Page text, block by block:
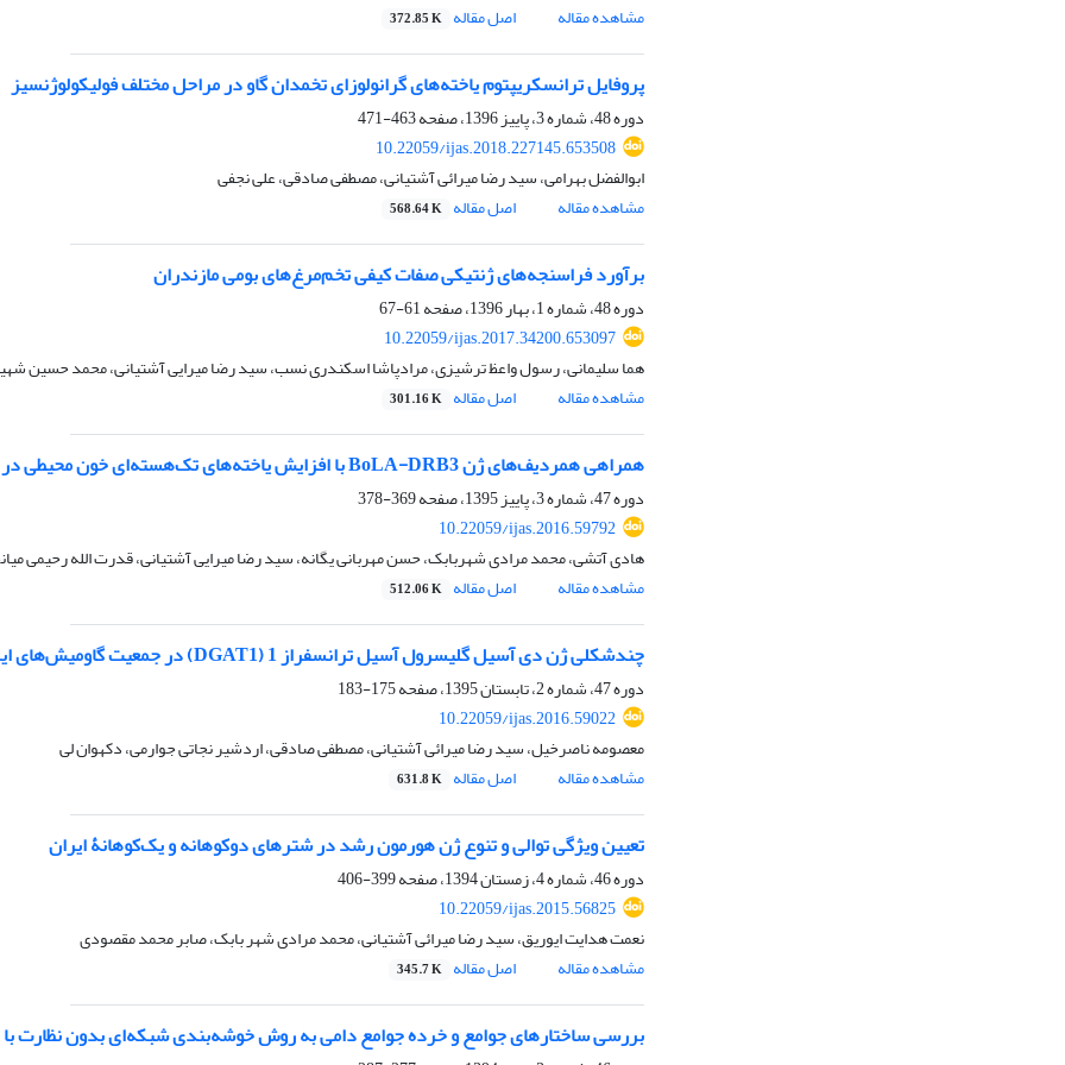
مشاهده مقاله
اصل مقاله 372.85 K
پروفایل ترانسکریپتوم یاخته‌های گرانولوزای تخمدان گاو در مراحل مختلف فولیکولوژنسیز
دوره 48، شماره 3، پاییز 1396، صفحه
463-471
10.22059/ijas.2018.227145.653508
ابوالفضل بهرامی، سید رضا میرائی آشتیانی، مصطفی صادقی، علی نجفی
مشاهده مقاله
اصل مقاله 568.64 K
برآورد فراسنجه‌های ژنتیکی صفات کیفی تخم‌مرغ‌های بومی مازندران
دوره 48، شماره 1، بهار 1396، صفحه
61-67
10.22059/ijas.2017.34200.653097
هما سلیمانی، رسول واعظ ترشیزی، مرادپاشا اسکندری نسب، سید رضا میرایی آشتیانی، محمد حسین
مشاهده مقاله
اصل مقاله 301.16 K
همراهی همردیف‌های ژن BoLA-DRB3 با افزایش یاخته‌های تک‌هسته‌ای خون محیطی در پاسخ به استافیلوکوکوس آرئوس
دوره 47، شماره 3، پاییز 1395، صفحه
369-378
10.22059/ijas.2016.59792
هادی آتشی، محمد مرادی شهربابک، حسن مهربانی یگانه، سید رضا میرایی آشتیانی، قدرت الله رحیمی
مشاهده مقاله
اصل مقاله 512.06 K
چندشکلی ژن دی آسیل گلیسرول آسیل ترانسفراز 1 (DGAT1) در جمعیت گاومیش‌های ایران
دوره 47، شماره 2، تابستان 1395، صفحه
175-183
10.22059/ijas.2016.59022
معصومه ناصرخیل، سید رضا میرائی آشتیانی، مصطفی صادقی، اردشیر نجاتی جوارمی، دکهوان لی
مشاهده مقاله
اصل مقاله 631.8 K
تعیین ویژگی توالی و تنوع ژن هورمون رشد در شترهای دوکوهانه و یک‌کوهانۀ ایران
دوره 46، شماره 4، زمستان 1394، صفحه
399-406
10.22059/ijas.2015.56825
نعمت هدایت ایوریق، سید رضا میرائی آشتیانی، محمد مرادی شهر بابک، صابر محمد مقصودی
مشاهده مقاله
اصل مقاله 345.7 K
بررسی ساختارهای جوامع و خرده جوامع دامی به روش خوشه‌بندی شبکه‌ای بدون نظارت با